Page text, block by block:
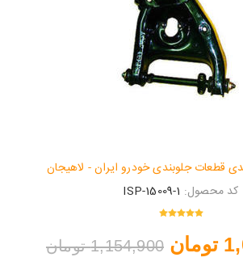
قطعات جلوبندی خودرو ایران - لاهیجان
کد محصول: ISP-15009-1
1,154,900 تومان